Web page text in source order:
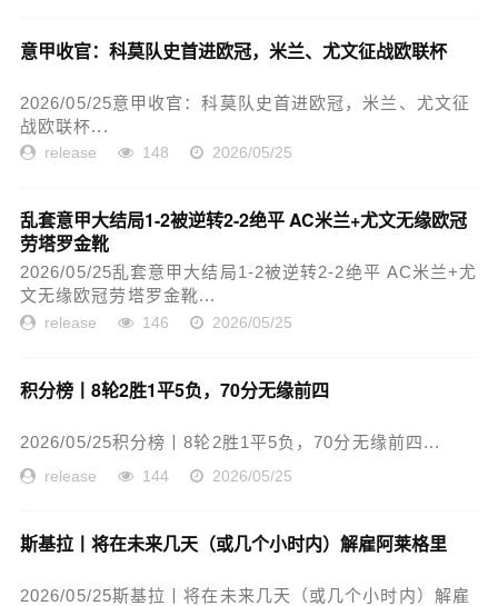
意甲收官：科莫队史首进欧冠，米兰、尤文征战欧联杯
2026/05/25意甲收官：科莫队史首进欧冠，米兰、尤文征
战欧联杯...
release 148 2026/05/25
乱套意甲大结局1-2被逆转2-2绝平 AC米兰+尤文无缘欧冠
劳塔罗金靴
2026/05/25乱套意甲大结局1-2被逆转2-2绝平 AC米兰+尤
文无缘欧冠劳塔罗金靴...
release 146 2026/05/25
积分榜丨8轮2胜1平5负，70分无缘前四
2026/05/25积分榜丨8轮2胜1平5负，70分无缘前四...
release 144 2026/05/25
斯基拉丨将在未来几天（或几个小时内）解雇阿莱格里
2026/05/25斯基拉丨将在未来几天（或几个小时内）解雇